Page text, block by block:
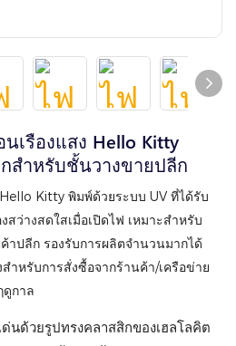
เรืองแสง Hello Kitty
สำหรับชั้นวางขายปลีก
Kitty พิมพ์ด้วยระบบ UV ที่ได้รับ
ว่างสดใสเมื่อเปิดไฟ เหมาะสำหรับ
าปลีก รองรับการผลิตจำนวนมากได้
สำหรับการสั่งซื้อจากร้านค้า/เครือข่าย
กาล
ด่นด้วยรูปทรงคลาสสิกของเฮลโลคิต